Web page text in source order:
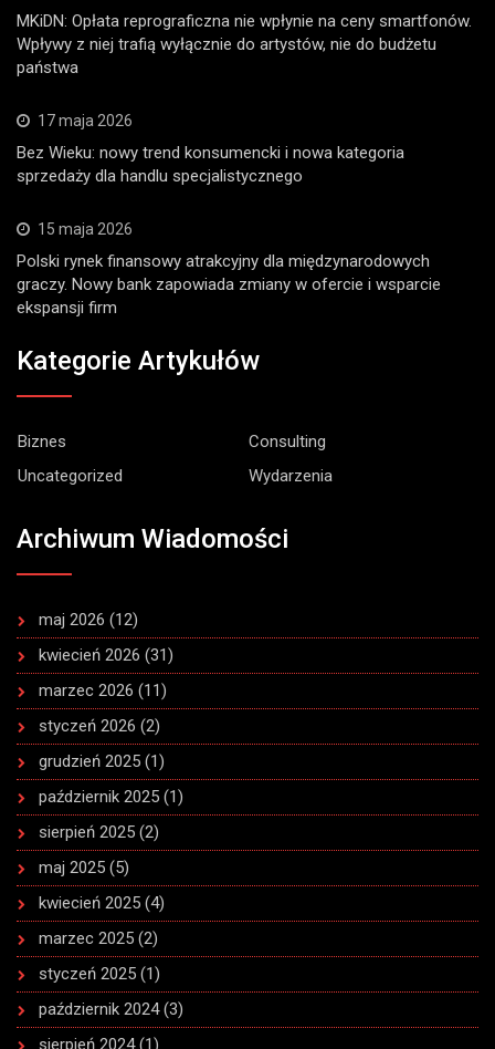
MKiDN: Opłata reprograficzna nie wpłynie na ceny smartfonów.
Wpływy z niej trafią wyłącznie do artystów, nie do budżetu
państwa
17 maja 2026
Bez Wieku: nowy trend konsumencki i nowa kategoria
sprzedaży dla handlu specjalistycznego
15 maja 2026
Polski rynek finansowy atrakcyjny dla międzynarodowych
graczy. Nowy bank zapowiada zmiany w ofercie i wsparcie
ekspansji firm
Kategorie Artykułów
Biznes
Consulting
Uncategorized
Wydarzenia
Archiwum Wiadomości
maj 2026 (12)
kwiecień 2026 (31)
marzec 2026 (11)
styczeń 2026 (2)
grudzień 2025 (1)
październik 2025 (1)
sierpień 2025 (2)
maj 2025 (5)
kwiecień 2025 (4)
marzec 2025 (2)
styczeń 2025 (1)
październik 2024(3)